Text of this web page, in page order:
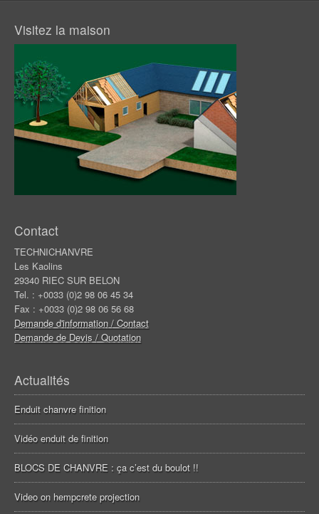
Visitez la maison
Contact
TECHNICHANVRE
Les Kaolins
29340 RIEC SUR BELON
Tel. : +0033 (0)2 98 06 45 34
Fax : +0033 (0)2 98 06 56 68
Demande d'information / Contact
Demande de Devis / Quotation
Actualités
Enduit chanvre finition
Vidéo enduit de finition
BLOCS DE CHANVRE : ça c’est du boulot !!
Video on hempcrete projection